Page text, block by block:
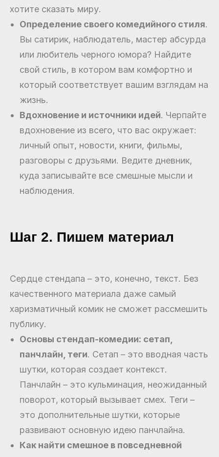
хотите сказать миру.
Определение своего комедийного стиля.
Вы сатирик, наблюдатель, мастер абсурда
или любитель черного юмора? Найдите
свой стиль, в котором вам комфортно и
который соответствует вашим взглядам на
жизнь.
Вдохновение и источники идей. Черпайте
вдохновение из всего, что вас окружает:
личный опыт, новости, книги, фильмы,
разговоры с друзьями. Ведите дневник,
куда записывайте все смешные мысли и
наблюдения.
Шаг 2. Пишем материал
Сердце стендапа – это, конечно, текст. Без
качественного материала даже самый
харизматичный комик не сможет рассмешить
публику.
Основы стендап-комедии: сетап,
панчлайн, теги. Сетап – это вводная часть
шутки, которая создает контекст.
Панчлайн – это кульминация, неожиданный
поворот, который вызывает смех. Теги –
это дополнительные шутки, которые
развивают основную идею панчлайна.
Как найти смешное в повседневной